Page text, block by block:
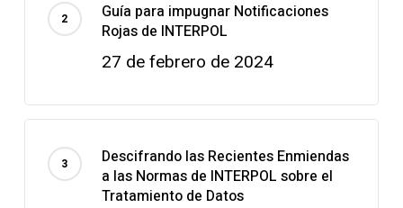
Guía para impugnar Notificaciones
Rojas de INTERPOL
27 de febrero de 2024
Descifrando las Recientes Enmiendas
a las Normas de INTERPOL sobre el
Tratamiento de Datos